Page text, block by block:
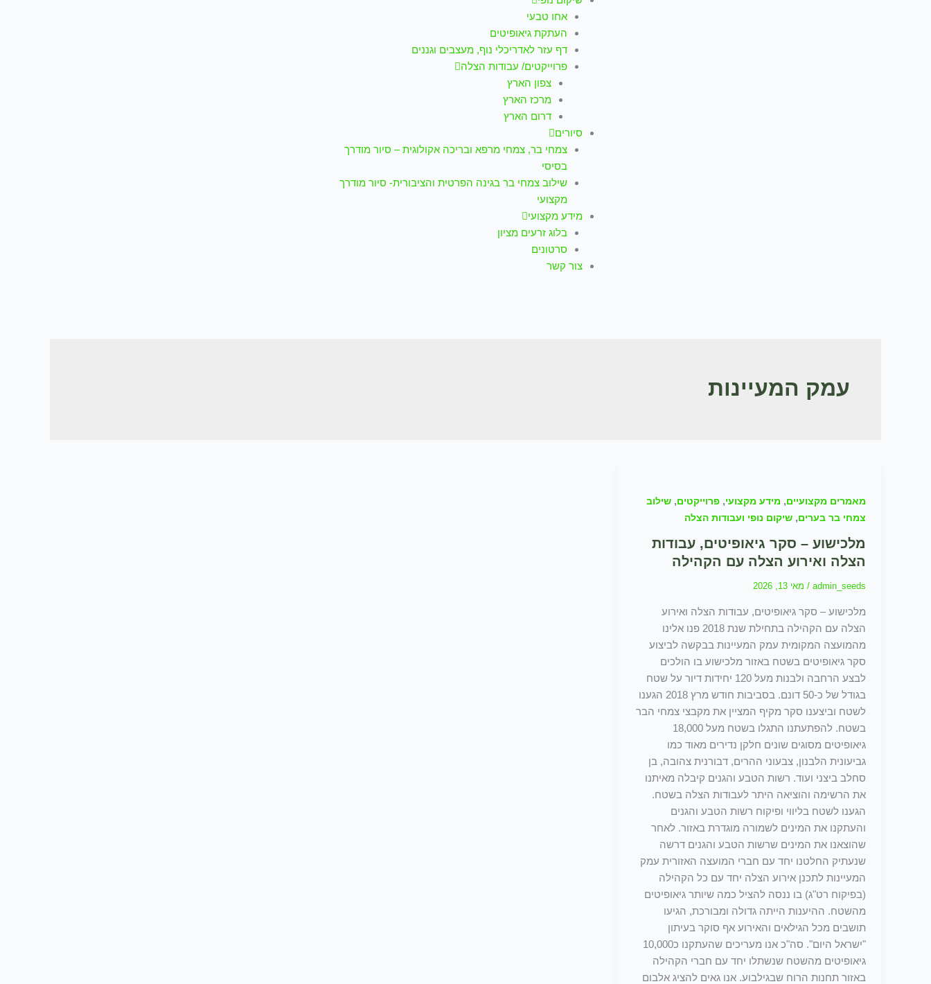
אחו טבעי
העתקת גיאופיטים
דף עזר לאדריכלי נוף, מעצבים וגננים
פרוייקטים/ עבודות הצלה
צפון הארץ
מרכז הארץ
דרום הארץ
סיורים
צמחי בר, צמחי מרפא ובריכה אקולוגית – סיור מודרך
בסיסי
שילוב צמחי בר בגינה הפרטית והציבורית- סיור מודרך
מקצועי
מידע מקצועי
בלוג זרעים מציון
סרטונים
צור קשר
עמק המעיינות
מאמרים מקצועיים, מידע מקצועי,פרוייקטים,שילוב
צמחי בר בערים,שיקום נופי ועבודות הצלה
מלכישוע – סקר גיאופיטים, עבודות
הצלה ואירוע הצלה עם הקהילה
admin_seeds
/ מאי 13, 2026
מלכישוע – סקר גיאופיטים, עבודות הצלה ואירוע
הצלה עם הקהילה בתחילת שנת 2018 פנו אלינו
מהמועצה המקומית עמק המעיינות בבקשה לביצוע
סקר גיאופיטים בשטח באזור מלכישוע בו הולכים
לבצע הרחבה ולבנות מעל 120 יחידות דיור על שטח
בגודל של כ-50 דונם. בסביבות חודש מרץ 2018 הגענו
לשטח וביצענו סקר מקיף המציין את מקבצי צמחי הבר
בשטח. להפתעתנו התגלו בשטח מעל 18,000
גיאופיטים מסוגים שונים חלקן נדירים מאוד כמו
גביעונית הלבנון, צבעוני ההרים, דבורנית צהובה, בן
סחלב ביצני ועוד. רשות הטבע והגנים קיבלה מאיתנו
את הרשימה והוציאה היתר לעבודות הצלה בשטח.
הגענו לשטח בליווי ופיקוח רשות הטבע והגנים
והעתקנו את המינים לשמורה מוגדרת באזור. לאחר
שהוצאנו את המינים שרשות הטבע והגנים דרשה
שנעתיק החלטנו יחד עם חברי המועצה האזורית עמק
המעיינות לתכנן אירוע הצלה יחד עם כל הקהילה
(בפיקוח רט"ג) בו ננסה להציל כמה שיותר גיאופיטים
מהשטח. ההיענות הייתה גדולה ומבורכת, הגיעו
תושבים מכל הגילאים והאירוע אף סוקר בעיתון
"ישראל היום". סה"כ אנו מעריכים שהעתקנו כ10,000
גיאופיטים מהשטח שנשתלו יחד עם חברי הקהילה
באזור תחנות הרוח שבגילבוע. אנו גאים להציג אלבום